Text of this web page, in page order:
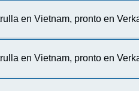
en Vietnam, pronto en
en Vietnam, pronto en